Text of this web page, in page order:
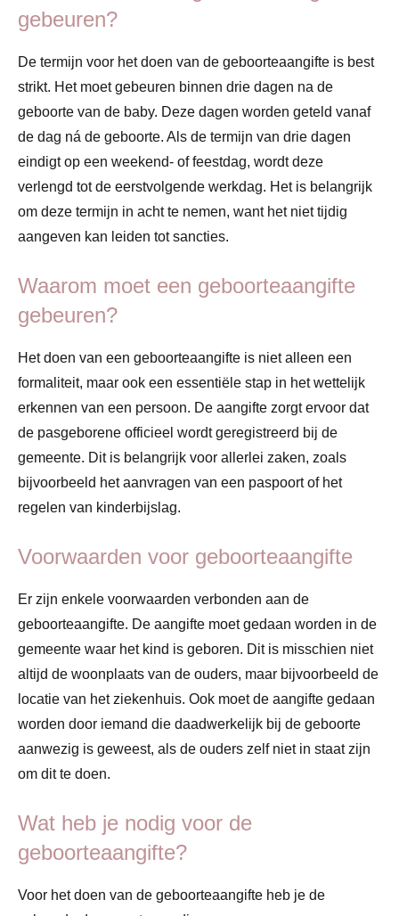
gebeuren?
De termijn voor het doen van de geboorteaangifte is best
strikt. Het moet gebeuren binnen drie dagen na de
geboorte van de baby. Deze dagen worden geteld vanaf
de dag ná de geboorte. Als de termijn van drie dagen
eindigt op een weekend- of feestdag, wordt deze
verlengd tot de eerstvolgende werkdag. Het is belangrijk
om deze termijn in acht te nemen, want het niet tijdig
aangeven kan leiden tot sancties.
Waarom moet een geboorteaangifte
gebeuren?
Het doen van een geboorteaangifte is niet alleen een
formaliteit, maar ook een essentiële stap in het wettelijk
erkennen van een persoon. De aangifte zorgt ervoor dat
de pasgeborene officieel wordt geregistreerd bij de
gemeente. Dit is belangrijk voor allerlei zaken, zoals
bijvoorbeeld het aanvragen van een paspoort of het
regelen van kinderbijslag.
Voorwaarden voor geboorteaangifte
Er zijn enkele voorwaarden verbonden aan de
geboorteaangifte. De aangifte moet gedaan worden in de
gemeente waar het kind is geboren. Dit is misschien niet
altijd de woonplaats van de ouders, maar bijvoorbeeld de
locatie van het ziekenhuis. Ook moet de aangifte gedaan
worden door iemand die daadwerkelijk bij de geboorte
aanwezig is geweest, als de ouders zelf niet in staat zijn
om dit te doen.
Wat heb je nodig voor de
geboorteaangifte?
Voor het doen van de geboorteaangifte heb je de